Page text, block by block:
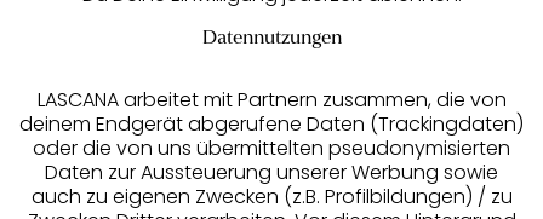
Unsere Apps
Datennutzungen
LASCANA arbeitet mit Partnern zusammen, die von
deinem Endgerät abgerufene Daten (Trackingdaten)
oder die von uns übermittelten pseudonymisierten
Daten zur Aussteuerung unserer Werbung sowie
auch zu eigenen Zwecken (z.B. Profilbildungen) / zu